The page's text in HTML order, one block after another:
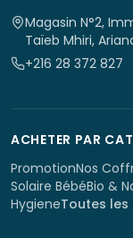
Magasin N°2,
Taïeb Mhiri,
+216 28 372 827
ACHETER PAR
PromotionNos
Solaire BébéBio &
HygieneToutes